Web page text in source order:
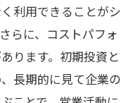
利用できることがシ
らに、コストパフォ
ります。初期投資と
長期的に見て企業の